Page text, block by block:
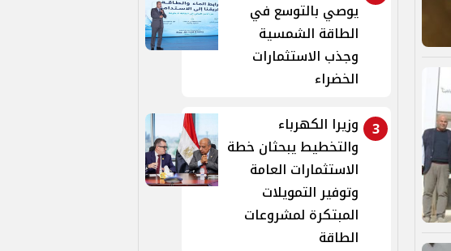
يوصي بالتوسع في
الطاقة الشمسية
وجذب الاستثمارات
الخضراء
3 وزيرا الكهرباء
والتخطيط يبحثان خطة
الاستثمارات العامة
وتوفير التمويلات
المبتكرة لمشروعات
الطاقة